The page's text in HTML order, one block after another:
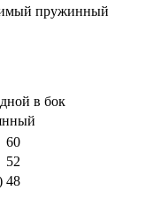
пружинный
в бок
60
52
48